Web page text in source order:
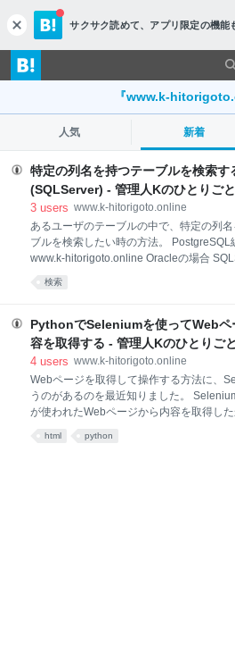
c
l
o
s
サクサク読めて、 アプリ限定の機能
『www.k-
人気 新着
特定の列名を持つテーブルを検索す
(SQLServer) - 管理人Kのひとりごと
3 users www.k-hitorigoto.online
あるユーザのテーブルの中で、特定の列
ブルを検索したい時の方法。 PostgreSQL
www.k-hitorigoto.online Oracleの場合
合 Oracleの場合 USER_TAB_COLUMNS
https://docs.oracle.com/cd/E49329_01/
TABLE_NAME ,COLUMN_NAME FROM
USER_TAB_COLUMNS WHERE
COLUMN_NAME='DEPTNO' ORDER BY
スキーマの場合。 TABLE_NAME
DEPT DEPTNO EMP DEPTNO SQLServe
検索
PythonでSeleniumを使ってWebペ
容を取得する - 管理人Kのひとりごと
4 users www.k-hitorigoto.online
Webページを取得して操作する方法に、
うのがあるのを最近知りました。
が使われたWebページから内容を取得し
語からアクセスすることが出来るようです
html python